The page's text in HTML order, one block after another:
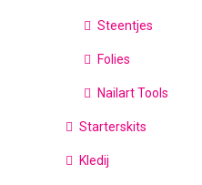
Steentjes
Folies
Nailart Tools
Starterskits
Kledij